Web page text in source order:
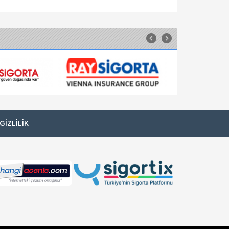
Kaza Nedir? Ani ve beklenmedik, kendi
kontrolümüzde dışında olan meydana
gelebilecek her türlü olaya kaza denir. Ferdi
Kaza Sigortası Nedir? Kaza tanımında da ta
Ferdi Kaza Sigortası
Unico Sigorta, hayattan keyif almayı bilen
Sigortası hizmeti sunuyor. Unico'da ferdi kaza
sigortanızı tasarlayabilir, ihtiyac
Güneş Sigorta
sevdiklerinize güvenli bir gelecek! Aracınızla
giderken, yolda yürürken, bir merdivende ya
da asansörde başınıza gelebilecek k
GIZLILIK